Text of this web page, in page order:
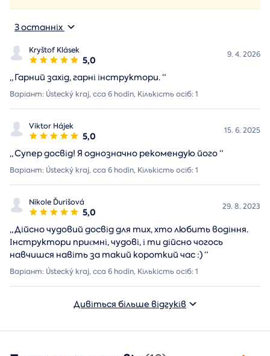
З останніх
Kryštof Klásek
5,0 9. 4. 2026
„Гарний захід, гарні інструктори.“
Варіант: Ústecký kraj, cca 6 hodin, Кількість осіб: 1
Viktor Hájek
5,0 15. 6. 2025
„Супер досвід! Я однозначно рекомендую його“
Варіант: Ústecký kraj, cca 6 hodin, Кількість осіб: 1
Nikole Ďurišová
5,0 29. 8. 2023
„Дійсно чудовий досвід для тих, хто любить водіння.
Інструктори приємні, чудові, і ти дійсно чогось
навчишся навіть за такий короткий час :)“
Варіант: Ústecký kraj, cca 6 hodin, Кількість осіб: 1
Дивіться більше відгуків